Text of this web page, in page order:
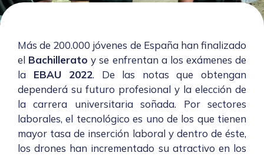
Más de 200.000 jóvenes de España han finalizado
el Bachillerato y se enfrentan a los exámenes de
la EBAU 2022. De las notas que obtengan
dependerá su futuro profesional y la elección de
la carrera universitaria soñada. Por sectores
laborales, el tecnológico es uno de los que tienen
mayor tasa de inserción laboral y dentro de éste,
los drones han incrementado su atractivo en los